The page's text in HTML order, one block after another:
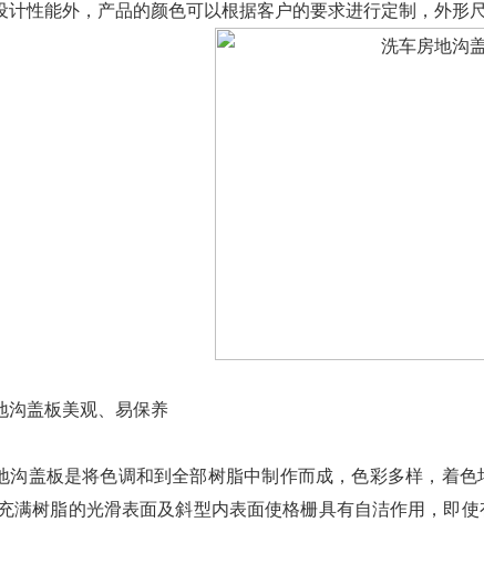
能外，产品的颜色可以根据客户的要求进行定制，外形尺
盖板美观、易保养
板是将色调和到全部树脂中制作而成，色彩多样，着色
满树脂的光滑表面及斜型内表面使格栅具有自洁作用，即